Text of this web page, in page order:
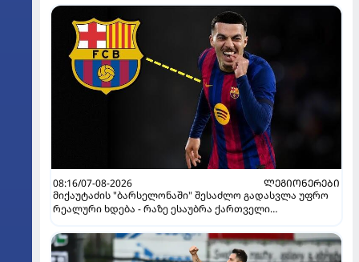
08:16/07-08-2026
ᲚᲔᲒᲘᲝᲜᲔᲠᲔᲑᲘ
მიქაუტაძის "ბარსელონაში" შესაძლო გადასვლა უფრო
რეალური ხდება - რაზე ესაუბრა ქართველი